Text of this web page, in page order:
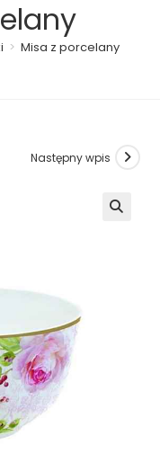
> Misa z porcelany
Następny wpis